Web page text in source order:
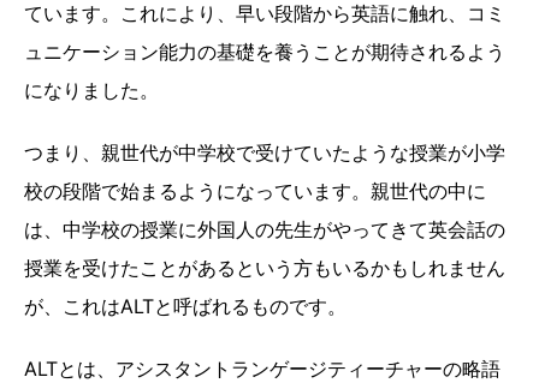
ています。これにより、早い段階から英語に触れ、コミ
ュニケーション能力の基礎を養うことが期待されるよう
になりました。
つまり、親世代が中学校で受けていたような授業が小学
校の段階で始まるようになっています。親世代の中に
は、中学校の授業に外国人の先生がやってきて英会話の
授業を受けたことがあるという方もいるかもしれません
が、これはALTと呼ばれるものです。
ALTとは、アシスタントランゲージティーチャーの略語